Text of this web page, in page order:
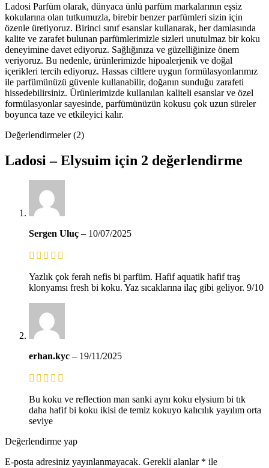
Ladosi Parfüm olarak, dünyaca ünlü parfüm markalarının eşsiz
kokularına olan tutkumuzla, birebir benzer parfümleri sizin için
özenle üretiyoruz. Birinci sınıf esanslar kullanarak, her damlasında
kalite ve zarafet bulunan parfümlerimizle sizleri unutulmaz bir koku
deneyimine davet ediyoruz. Sağlığınıza ve güzelliğinize önem
veriyoruz. Bu nedenle, ürünlerimizde hipoalerjenik ve doğal
içerikleri tercih ediyoruz. Hassas ciltlere uygun formülasyonlarımız
ile parfümünüzü güvenle kullanabilir, doğanın sunduğu zarafeti
hissedebilirsiniz. Ürünlerimizde kullanılan kaliteli esanslar ve özel
formülasyonlar sayesinde, parfümünüzün kokusu çok uzun süreler
boyunca taze ve etkileyici kalır.
Değerlendirmeler (2)
Ladosi – Elysuim için 2 değerlendirme
Sergen Uluç – 10/07/2025
Yazlık çok ferah nefis bi parfüm. Hafif aquatik hafif traş
klonyamsı fresh bi koku. Yaz sıcaklarına ilaç gibi geliyor. 9/10
erhan.kyc – 19/11/2025
Bu koku ve reflection man sanki aynı koku elysium bi tık
daha hafif bi koku ikisi de temiz kokuyo kalıcılık yayılım orta
seviye
Değerlendirme yap
E-posta adresiniz yayınlanmayacak. Gerekli alanlar * ile